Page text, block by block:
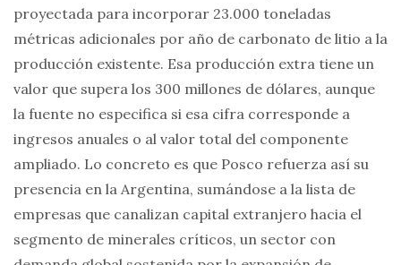
proyectada para incorporar 23.000 toneladas
métricas adicionales por año de carbonato de litio a la
producción existente. Esa producción extra tiene un
valor que supera los 300 millones de dólares, aunque
la fuente no especifica si esa cifra corresponde a
ingresos anuales o al valor total del componente
ampliado. Lo concreto es que Posco refuerza así su
presencia en la Argentina, sumándose a la lista de
empresas que canalizan capital extranjero hacia el
segmento de minerales críticos, un sector con